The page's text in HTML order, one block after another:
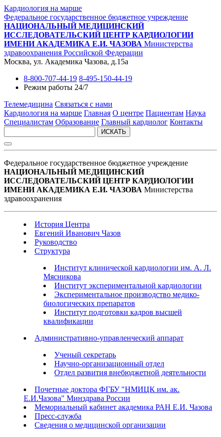
Кардиология на марше
Федеральное государственное бюджетное учреждение
НАЦИОНАЛЬНЫЙ МЕДИЦИНСКИЙ
ИССЛЕДОВАТЕЛЬСКИЙ ЦЕНТР КАРДИОЛОГИИ
ИМЕНИ АКАДЕМИКА Е.И. ЧАЗОВА Министерства
здравоохранения Российской Федерации
Москва, ул. Академика Чазова, д.15а
8-800-707-44-19 8-495-150-44-19
Режим работы 24/7
Телемедицина Связаться с нами
Кардиология на марше Главная О центре Пациентам Наука
Специалистам Образование Главный кардиолог Контакты
ИСКАТЬ
Федеральное государственное бюджетное учреждение
НАЦИОНАЛЬНЫЙ МЕДИЦИНСКИЙ
ИССЛЕДОВАТЕЛЬСКИЙ ЦЕНТР КАРДИОЛОГИИ
ИМЕНИ АКАДЕМИКА Е.И. ЧАЗОВА Министерства
здравоохранения
История Центра
Евгений Иванович Чазов
Руководство
Структура
Институт клинической кардиологии им. А. Л.
Мясникова
Институт экспериментальной кардиологии
Экспериментальное производство медико-
биологических препаратов
Институт подготовки кадров высшей
квалификации
Административно-управленческий аппарат
Ученый секретарь
Научно-организационный отдел
Отдел развития внебюджетной деятельности
Почетные доктора ФГБУ "НМИЦК им. ак.
Е.И.Чазова" Минздрава России
Мемориальный кабинет академика РАН Е.И. Чазова
Пресс-служба
Сведения о медицинской организации